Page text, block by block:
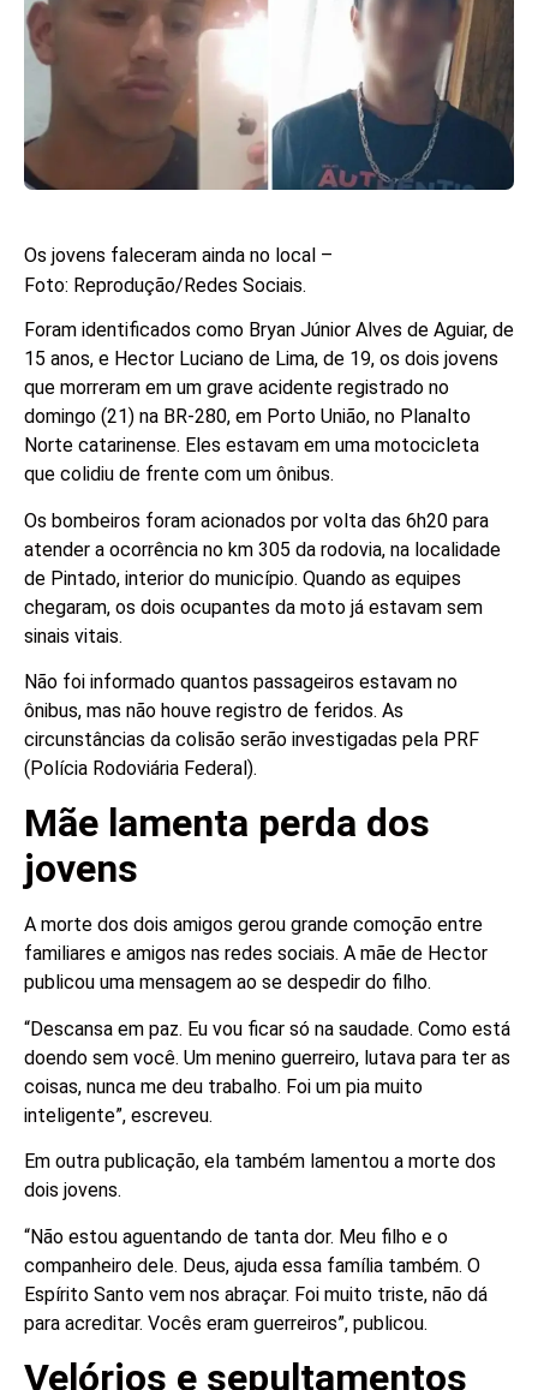
Os jovens faleceram ainda no local –
Foto: Reprodução/Redes Sociais.
Foram identificados como Bryan Júnior Alves de Aguiar, de
15 anos, e Hector Luciano de Lima, de 19, os dois jovens
que morreram em um grave acidente registrado no
domingo (21) na BR-280, em Porto União, no Planalto
Norte catarinense. Eles estavam em uma motocicleta
que colidiu de frente com um ônibus.
Os bombeiros foram acionados por volta das 6h20 para
atender a ocorrência no km 305 da rodovia, na localidade
de Pintado, interior do município. Quando as equipes
chegaram, os dois ocupantes da moto já estavam sem
sinais vitais.
Não foi informado quantos passageiros estavam no
ônibus, mas não houve registro de feridos. As
circunstâncias da colisão serão investigadas pela PRF
(Polícia Rodoviária Federal).
Mãe lamenta perda dos
jovens
A morte dos dois amigos gerou grande comoção entre
familiares e amigos nas redes sociais. A mãe de Hector
publicou uma mensagem ao se despedir do filho.
“Descansa em paz. Eu vou ficar só na saudade. Como está
doendo sem você. Um menino guerreiro, lutava para ter as
coisas, nunca me deu trabalho. Foi um pia muito
inteligente”, escreveu.
Em outra publicação, ela também lamentou a morte dos
dois jovens.
“Não estou aguentando de tanta dor. Meu filho e o
companheiro dele. Deus, ajuda essa família também. O
Espírito Santo vem nos abraçar. Foi muito triste, não dá
para acreditar. Vocês eram guerreiros”, publicou.
Velórios e sepultamentos